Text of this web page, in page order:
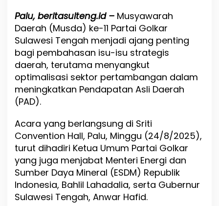
i
P
r
i
o
r
i
t
a
n
U
M
K
M
d
n
Palu, beritasulteng.id – Musyawarah
Daerah (Musda) ke-11 Partai Golkar
Sulawesi Tengah menjadi ajang penting
bagi pembahasan isu-isu strategis
daerah, terutama menyangkut
optimalisasi sektor pertambangan dalam
meningkatkan Pendapatan Asli Daerah
(PAD).
Acara yang berlangsung di Sriti
Convention Hall, Palu, Minggu (24/8/2025),
turut dihadiri Ketua Umum Partai Golkar
yang juga menjabat Menteri Energi dan
Sumber Daya Mineral (ESDM) Republik
Indonesia, Bahlil Lahadalia, serta Gubernur
Sulawesi Tengah, Anwar Hafid.